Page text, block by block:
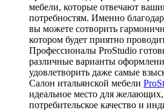
мебели, которые отвечают
потребностям. Именно
вы можете сотворить
котором будет приятно
Профессионалы ProStudio
различные варианты
удовлетворить даже самые
Салон итальянской мебели
идеальное место для
потребительское качество и